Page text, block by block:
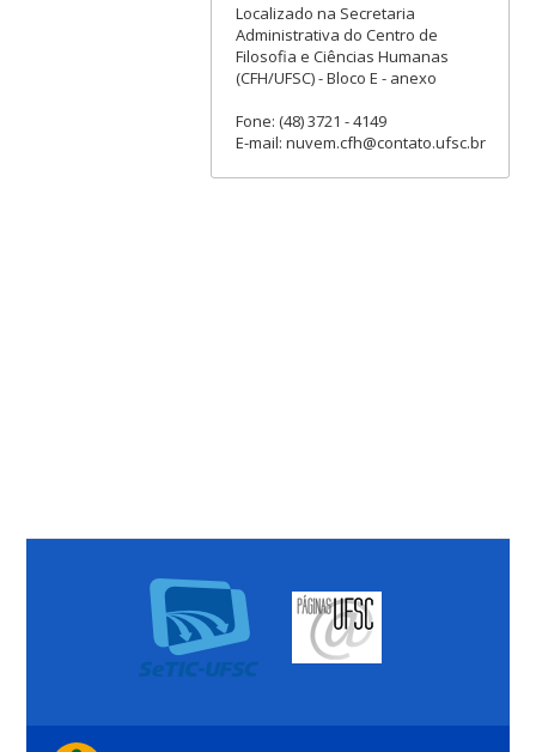
Localizado na Secretaria
Administrativa do Centro de
Filosofia e Ciências Humanas
(CFH/UFSC) - Bloco E - anexo
Fone: (48) 3721 - 4149
E-mail: nuvem.cfh@contato.ufsc.br